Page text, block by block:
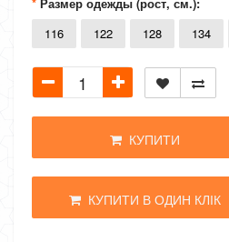
116
122 128 134
КУПИТИ
КУПИТИ В ОДИН КЛІК